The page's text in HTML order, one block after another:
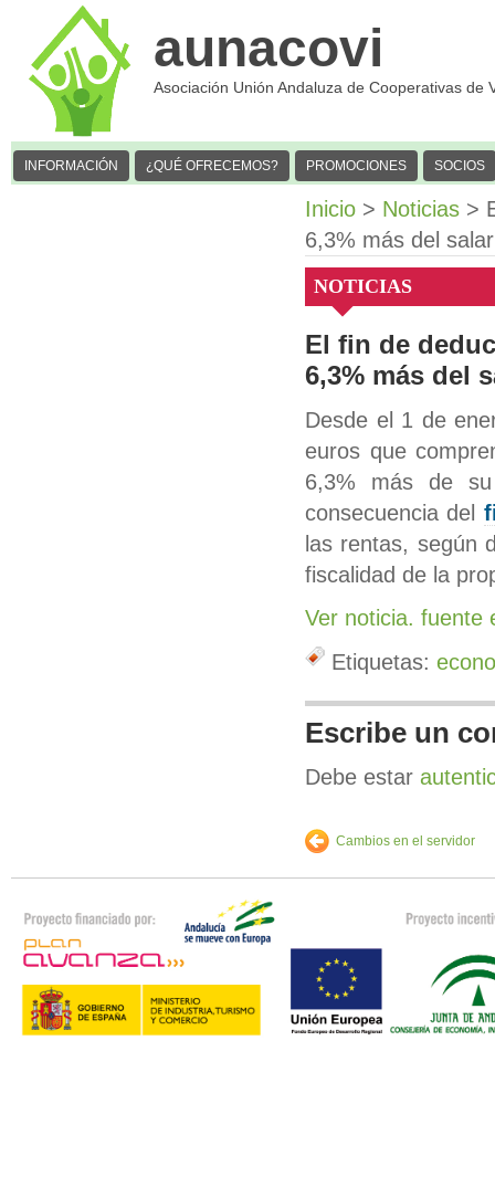
aunacovi
Asociación Unión Andaluza de Cooperativas de
INFORMACIÓN ¿QUÉ OFRECEMOS? PROMOCIONES SOCIOS
Inicio > Noticias >
6,3% más del
NOTICIAS
El fin de
6,3% más del
Desde el 1 de
euros que
6,3% más de
consecuencia del
las rentas, según
fiscalidad de la
Ver noticia. fuente
Etiquetas:
Escribe un
Debe estar
Cambios en el servidor